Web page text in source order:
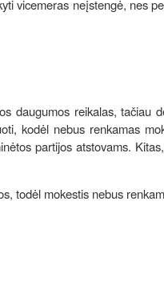
vicemeras neįstengė, nes
daugumos reikalas, tačiau
kodėl nebus renkamas
partijos atstovams.
todėl mokestis nebus